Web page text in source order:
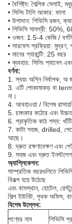
• বৈশিষ্ট্য: শৈল্পিক সেলাই,
• সিলিং টালি আকার: ফালা
• উপাদান: পিভিসি রজন,
• পিভিসি সামগ্রী:
• ওজন: 1.5-4 কেজি /
• সারফেস প্রক্রিয়া: মুদ্রণ,
• মানের গ্যারান্টি: 25 বছর
• ব্যবহার: সিলিং প্যানেল
বর্ণনা:
1. স্বয়ং অগ্নি নির্বাপক, অ
3. এটি পোকামাকড় বা
না।
4. আবহাওয়া / বিশেষ
5. চমৎকার কঠোর এবং
6. প্রাকৃতিক কাঠ শস্য: খাঁটি
7. কাটা সহজ, drilled,
আছে।
8. দ্রুত রক্ষণাবেক্ষণ এবং
9. সহজ এবং দ্রুত
অ্যাপ্লিকেশন:
সাম্প্রতিক বছরগুলিতে
বিকল্প হয়ে উঠেছে
এবং বাসস্থান, হোটেল,
শিল্প ইউনিট, পৃথক অফিস,
বিশেষ উল্লেখ:
পণ্যের নাম
পিভিসি